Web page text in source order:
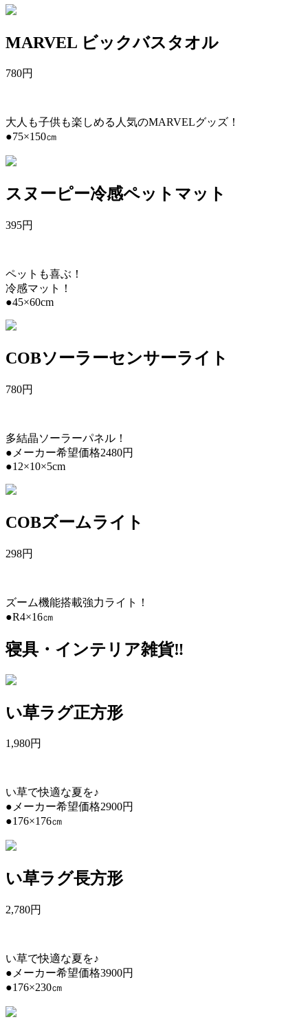
MARVEL ビックバスタオル
780円
大人も子供も楽しめる人気のMARVELグッズ！
●75×150㎝
スヌーピー冷感ペットマット
395円
ペットも喜ぶ！
冷感マット！
●45×60cm
COBソーラーセンサーライト
780円
多結晶ソーラーパネル！
●メーカー希望価格2480円
●12×10×5cm
COBズームライト
298円
ズーム機能搭載強力ライト！
●R4×16㎝
寝具・インテリア雑貨‼︎
い草ラグ正方形
1,980円
い草で快適な夏を♪
●メーカー希望価格2900円
●176×176㎝
い草ラグ長方形
2,780円
い草で快適な夏を♪
●メーカー希望価格3900円
●176×230㎝